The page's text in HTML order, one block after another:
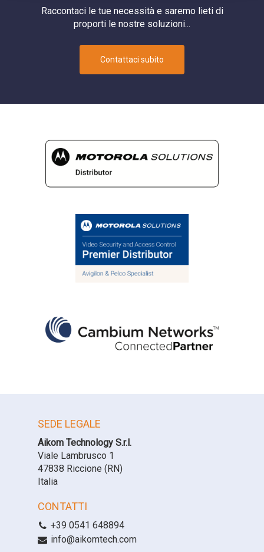
Raccontaci le tue necessità e saremo lieti di
proporti le nostre soluzioni...
Contattaci subito
SEDE LEGALE
Aikom Technology S.r.l.
Viale Lambrusco 1
47838 Riccione (RN)
Italia
CONTATTI
+39 0541 648894
info@aikomtech.com